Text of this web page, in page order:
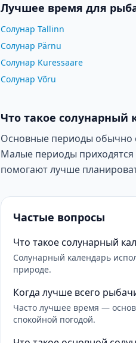
Лучшее время для
Солунар Tallinn
Солунар Pärnu
Солунар Kuressaare
Солунар Võru
Что такое солунарный
Основные периоды обычно
Малые периоды приходятся
помогают лучше
Частые вопросы
Что такое солунарный
Солунарный календарь
природе.
Когда лучше всего
Часто лучшее время —
спокойной погодой.